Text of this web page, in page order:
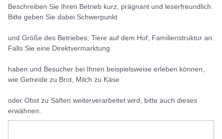
Beschreiben Sie Ihren Betrieb kurz, prägnant und leserfreundlich.
Bitte geben Sie dabei Schwerpunkt
und Größe des Betriebes; Tiere auf dem Hof, Familienstruktur an.
Falls Sie eine Direktvermarktung
haben und Besucher bei Ihnen beispielsweise erleben können,
wie Getreide zu Brot, Milch zu Käse
oder Obst zu Säften weiterverarbeitet wird, bitte auch dieses
erwähnen.